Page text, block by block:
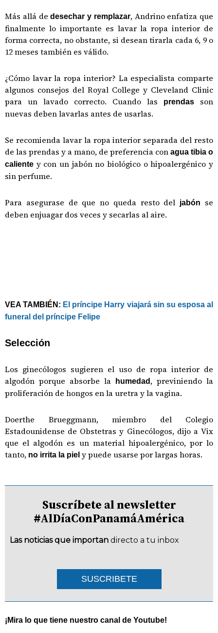
Más allá dedesechar y remplazar, Andrino enfatiza que
finalmente lo importante es lavar la ropa interior de
forma correcta, no obstante, si desean tirarla cada 6, 9 o
12 meses también es válido.
¿Cómo lavar la ropa interior? La especialista comparte
algunos consejos del Royal College y Cleveland Clinic
para un lavado correcto. Cuando las
prendas
son
nuevas deben lavarlas antes de usarlas.
Se recomienda lavar la ropa interior separada del resto
de las prendas y a mano, de preferencia con agua tibia o
caliente y con un jabón no biológico o hipoalergénico y
sin perfume.
Para asegurase de que no queda resto del jabón
se
deben enjuagar dos veces y secarlas al aire.
VEA TAMBIÉN: El príncipe Harry viajará sin su esposa al
funeral del príncipe Felipe
Selección
Los ginecólogos sugieren el uso de ropa interior de
algodón porque absorbe la
humedad , previniendo la
proliferación de hongos en la uretra y la vagina.
Doerthe Brueggmann, miembro del Colegio
Estadounidense de Obstetras y Ginecólogos, dijo a Vix
que el algodón es un material hipoalergénico, por lo
tanto, no irrita la piel y puede usarse por largas horas.
Suscríbete al newsletter
#AlDíaConPanamáAmérica
Las noticias que importan directo a tu inbox
SUSCRIBETE
¡Mira lo que tiene nuestro canal de Youtube!